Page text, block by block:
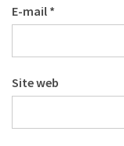
E-mail *
Site web